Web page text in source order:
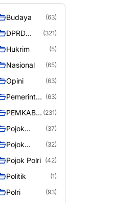
Budaya (63)
DPRD
RAYA
(321)
Hukrim (5)
Nasional (65)
Opini (63)
Pemerintah (63)
PEMKAB
RAYA
(231)
Pojok
(37)
Pojok
(32)
Pojok Polri (42)
Politik (1)
Polri (93)